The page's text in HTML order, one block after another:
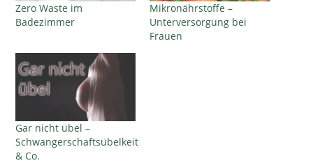
Zero Waste im
Badezimmer
Mikronährstoffe –
Unterversorgung bei
Frauen
Gar nicht übel –
Schwangerschaftsübelkeit
& Co.